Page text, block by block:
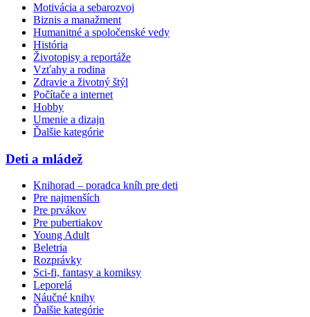
Motivácia a sebarozvoj
Biznis a manažment
Humanitné a spoločenské vedy
História
Životopisy a reportáže
Vzťahy a rodina
Zdravie a životný štýl
Počítače a internet
Hobby
Umenie a dizajn
Ďalšie kategórie
Deti a mládež
Knihorad – poradca kníh pre deti
Pre najmenších
Pre prvákov
Pre pubertiakov
Young Adult
Beletria
Rozprávky
Sci-fi, fantasy a komiksy
Leporelá
Náučné knihy
Ďalšie kategórie